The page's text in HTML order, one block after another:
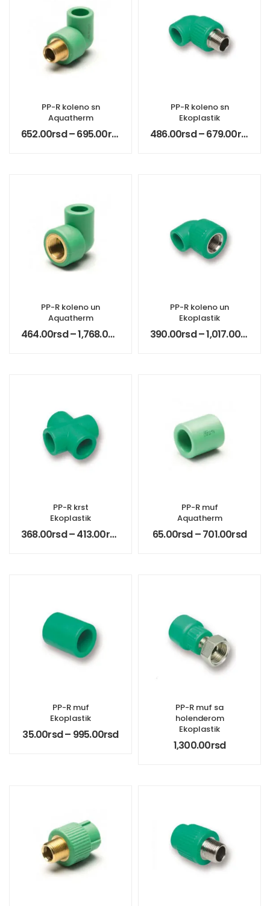
PP-R koleno sn
Aquatherm
652.00rsd–695.00rsd
PP-R koleno sn
Ekoplastik
486.00rsd–679.00rsd
PP-R koleno un
Aquatherm
464.00rsd–1,768.00 rsd
PP-R koleno un
Ekoplastik
390.00rsd–1,017.00rsd
PP-R krst
Ekoplastik
368.00rsd–413.00rsd
PP-R muf
Aquatherm
65.00rsd–701.00rsd
PP-R muf
Ekoplastik
35.00rsd– 995.00rsd
PP-R muf sa
holenderom
Ekoplastik
1,300.00rsd